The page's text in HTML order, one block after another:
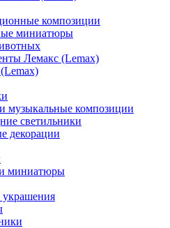
композиции
миниатюры
Лемакс (Lemax)
музыкальные композиции
светильники
декорации
миниатюры
украшения